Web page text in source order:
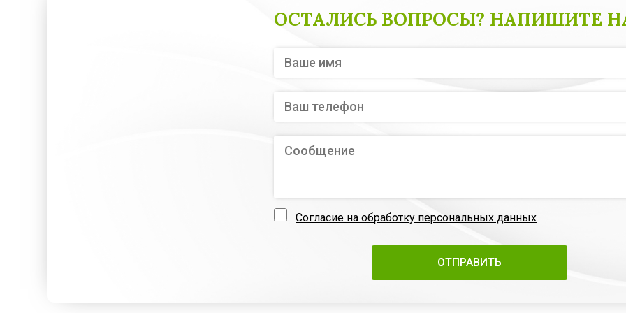
ОСТАЛИСЬ ВОПРОСЫ? НАПИШИТЕ
Согласие на обработку персональных данных